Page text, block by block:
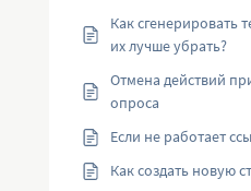
Как сгенерировать
их лучше убрать?
Отмена действий
опроса
Если не работает
Как создать новую